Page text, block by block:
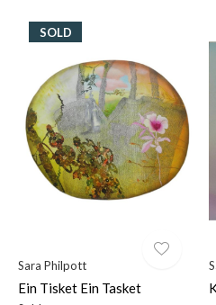
SOLD
Sara Philpott
Ein Tisket Ein Tasket